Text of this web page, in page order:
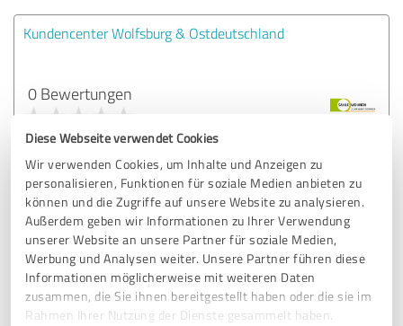
Diese Webseite verwendet Cookies
Wir verwenden Cookies, um Inhalte und Anzeigen zu
personalisieren, Funktionen für soziale Medien anbieten zu
können und die Zugriffe auf unsere Website zu analysieren.
Außerdem geben wir Informationen zu Ihrer Verwendung
unserer Website an unsere Partner für soziale Medien,
Werbung und Analysen weiter. Unsere Partner führen diese
Informationen möglicherweise mit weiteren Daten
zusammen, die Sie ihnen bereitgestellt haben oder die sie im
Rahmen Ihrer Nutzung der Dienste gesammelt haben.
Kundencenter Wolfsburg & Ostdeutschland
0 Bewertungen
Kundencenter Münsterland
0 Bewertungen
Kundencenter Frankfurt